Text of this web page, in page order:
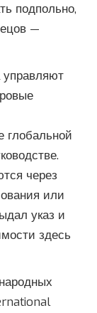
подпольно,
—
глобальной
через
или
указ и
здесь